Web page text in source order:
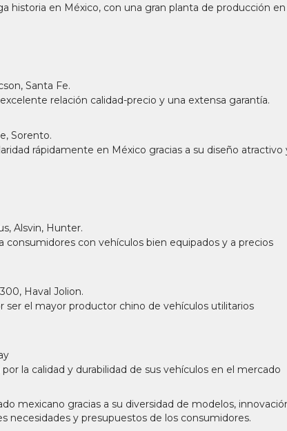
historia en México, con una gran planta de producción en
Santa Fe.
relación calidad-precio y una extensa garantía.
Sorento.
rápidamente en México gracias a su diseño atractivo
Alsvin, Hunter.
consumidores con vehículos bien equipados y a precios
Haval Jolion.
ser el mayor productor chino de vehículos utilitarios
la calidad y durabilidad de sus vehículos en el mercado
mexicano gracias a su diversidad de modelos,
necesidades y presupuestos de los consumidores.